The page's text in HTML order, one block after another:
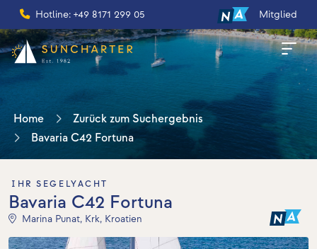
Hotline: +49 8171 299 05 Mitglied
Home
Zurück zum Suchergebnis
Bavaria C42 Fortuna
IHR SEGELYACHT
Bavaria C42 Fortuna
Marina Punat, Krk, Kroatien